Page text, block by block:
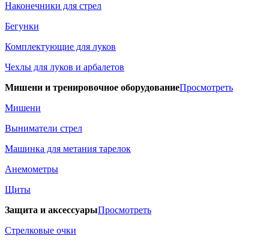
Наконечники для стрел
Бегунки
Комплектующие для луков
Чехлы для луков и арбалетов
Мишени и тренировочное оборудованиеПросмотреть
Мишени
Выниматели стрел
Машинка для метания тарелок
Анемометры
Щиты
Защита и аксессуарыПросмотреть
Стрелковые очки